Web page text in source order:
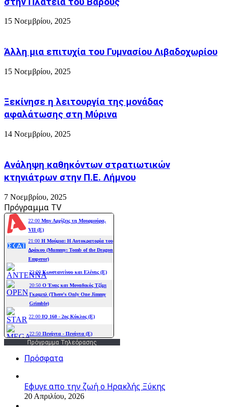
15 Νοεμβρίου, 2025
Άλλη μια επιτυχία του Γυμνασίου Λιβαδοχωρίου
15 Νοεμβρίου, 2025
Ξεκίνησε η λειτουργία της μονάδας
αφαλάτωσης στη Μύρινα
14 Νοεμβρίου, 2025
Ανάληψη καθηκόντων στρατιωτικών
κτηνιάτρων στην Π.Ε. Λήμνου
7 Νοεμβρίου, 2025
Πρόγραμμα TV
Πρόγραμμα Τηλεόρασης
Πρόσφατα
Εφυγε απο την ζωή o Ηρακλής Ξύκης
20 Απριλίου, 2026